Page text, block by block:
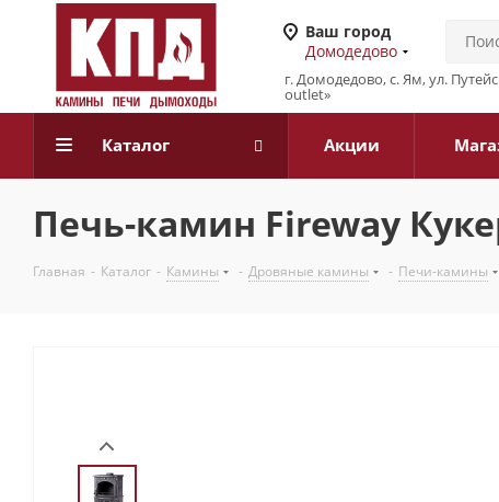
Ваш город
Домодедово
г. Домодедово, с. Ям, ул.
outlet»
Каталог Акции
Печь-камин Fireway
Главная - Каталог - Камины - Дровяные камины - Печи-камины